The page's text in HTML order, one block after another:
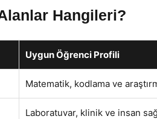
Hangileri?
Uygun Öğrenci Profili
Matematik, kodlama ve
Laboratuvar, klinik ve insan